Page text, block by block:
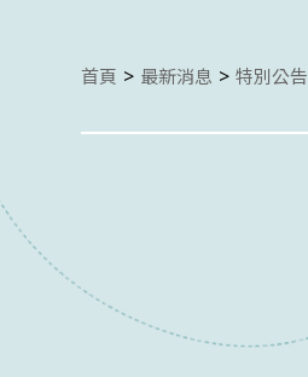
首頁 最新消息 特別公告